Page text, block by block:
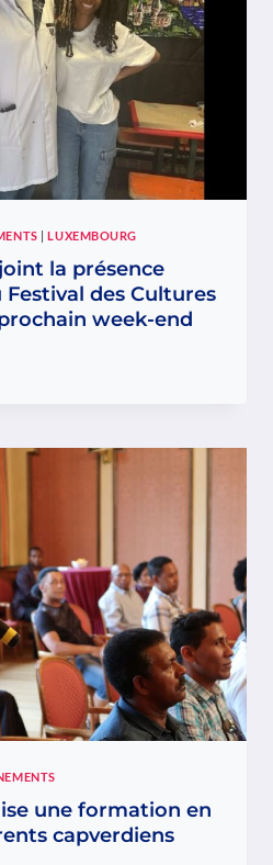
|LUXEMBOURG
la présence
des Cultures
week-end
une formation en
capverdiens